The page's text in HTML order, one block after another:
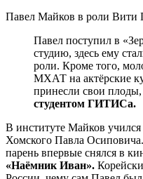
Павел Майков в роли Вити
Павел поступил в
студию, здесь ему
роли. Кроме того,
МХАТ на актёрские
принесли свои
студентом ГИТИСа.
В институте Майков учился
Хомского Павла
парень впервые снялся в
«Наёмник Иван».